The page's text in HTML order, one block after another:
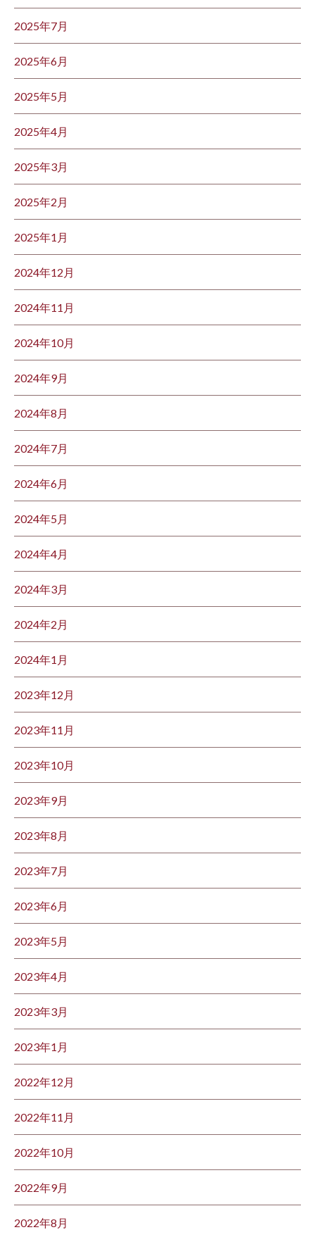
2025年7月
2025年6月
2025年5月
2025年4月
2025年3月
2025年2月
2025年1月
2024年12月
2024年11月
2024年10月
2024年9月
2024年8月
2024年7月
2024年6月
2024年5月
2024年4月
2024年3月
2024年2月
2024年1月
2023年12月
2023年11月
2023年10月
2023年9月
2023年8月
2023年7月
2023年6月
2023年5月
2023年4月
2023年3月
2023年1月
2022年12月
2022年11月
2022年10月
2022年9月
2022年8月